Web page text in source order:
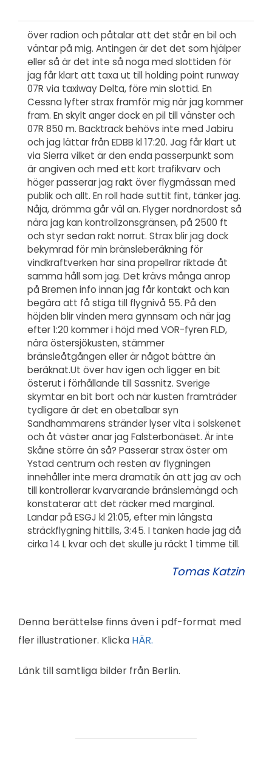
över radion och påtalar att det står en bil och
väntar på mig. Antingen är det det som hjälper
eller så är det inte så noga med slottiden för
jag får klart att taxa ut till holding point runway
07R via taxiway Delta, före min slottid. En
Cessna lyfter strax framför mig när jag kommer
fram. En skylt anger dock en pil till vänster och
07R 850 m. Backtrack behövs inte med Jabiru
och jag lättar från EDBB kl 17:20. Jag får klart ut
via Sierra vilket är den enda passerpunkt som
är angiven och med ett kort trafikvarv och
höger passerar jag rakt över flygmässan med
publik och allt. En roll hade suttit fint, tänker jag.
Nåja, drömma går väl an. Flyger nordnordost så
nära jag kan kontrollzonsgränsen, på 2500 ft
och styr sedan rakt norrut. Strax blir jag dock
bekymrad för min bränsleberäkning för
vindkraftverken har sina propellrar riktade åt
samma håll som jag. Det krävs många anrop
på Bremen info innan jag får kontakt och kan
begära att få stiga till flygnivå 55. På den
höjden blir vinden mera gynnsam och när jag
efter 1:20 kommer i höjd med VOR-fyren FLD,
nära östersjökusten, stämmer
bränsleåtgången eller är något bättre än
beräknat.Ut över hav igen och ligger en bit
österut i förhållande till Sassnitz. Sverige
skymtar en bit bort och när kusten framträder
tydligare är det en obetalbar syn
Sandhammarens stränder lyser vita i solskenet
och åt väster anar jag Falsterbonäset. Är inte
Skåne större än så? Passerar strax öster om
Ystad centrum och resten av flygningen
innehåller inte mera dramatik än att jag av och
till kontrollerar kvarvarande bränslemängd och
konstaterar att det räcker med marginal.
Landar på ESGJ kl 21:05, efter min längsta
sträckflygning hittills, 3:45. I tanken hade jag då
cirka 14 L kvar och det skulle ju räckt 1 timme till.
Tomas Katzin
Denna berättelse finns även i pdf-format med
fler illustrationer. Klicka HÄR.
Länk till samtliga bilder från Berlin.